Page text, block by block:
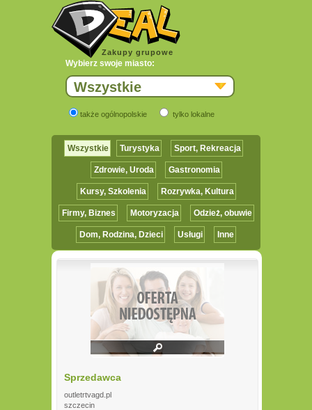
Zakupy grupowe
Wybierz swoje miasto:
Wszystkie
także ogólnopolskie tylko lokalne
Wszystkie Turystyka Sport, Rekreacja
Zdrowie, Uroda Gastronomia
Kursy, Szkolenia Rozrywka, Kultura
Firmy, Biznes Motoryzacja Odzież, obuwie
Dom, Rodzina, Dzieci Usługi Inne
Sprzedawca
outletrtvagd.pl
szczecin